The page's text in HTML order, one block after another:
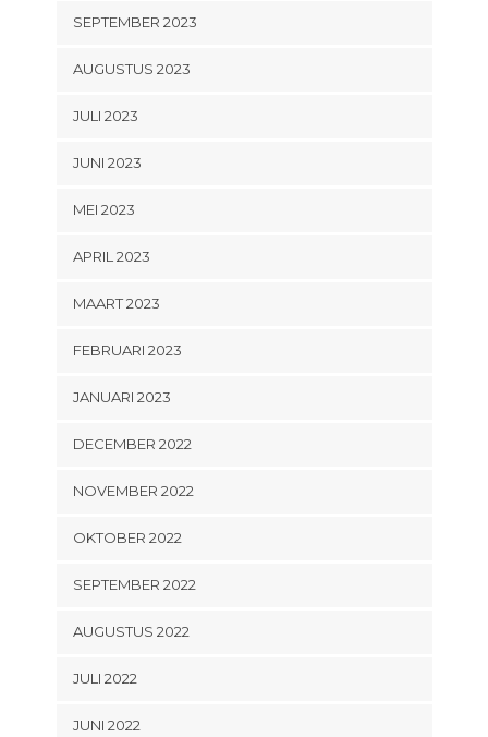
SEPTEMBER 2023
AUGUSTUS 2023
JULI 2023
JUNI 2023
MEI 2023
APRIL 2023
MAART 2023
FEBRUARI 2023
JANUARI 2023
DECEMBER 2022
NOVEMBER 2022
OKTOBER 2022
SEPTEMBER 2022
AUGUSTUS 2022
JULI 2022
JUNI 2022